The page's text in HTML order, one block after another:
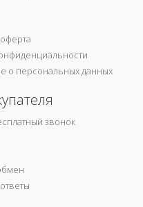
о персональных данных
звонок